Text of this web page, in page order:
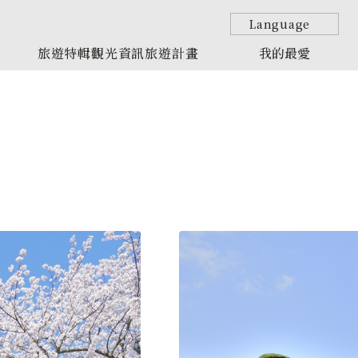
旅遊特輯觀光資訊旅遊計畫
Language
我的最愛